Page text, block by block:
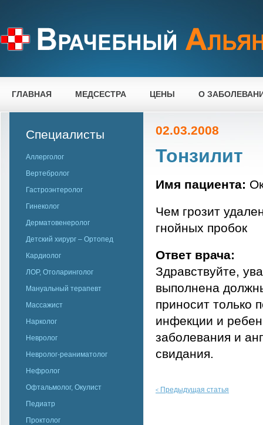
ГЛАВНАЯ МЕДСЕСТРА ЦЕНЫ О
Специалисты
Аллерголог
Вертебролог
Гастроэнтеролог
Гинеколог
Дерматовенеролог
Детский хирург – Ортопед
Кардиолог
ЛОР, Отоларинголог
Мануальный терапевт
Массажист
Нарколог
Невролог
Невролог-реаниматолог
Нефролог
Офтальмолог, Окулист
Педиатр
Проктолог
02.03.2008
Тонзилит
Имя пациента:
Чем грозит
гнойных пробок
Ответ врача:
Здравствуйте,
выполнена
приносит только
инфекции и
заболевания и
свидания.
< Предыдущая статья